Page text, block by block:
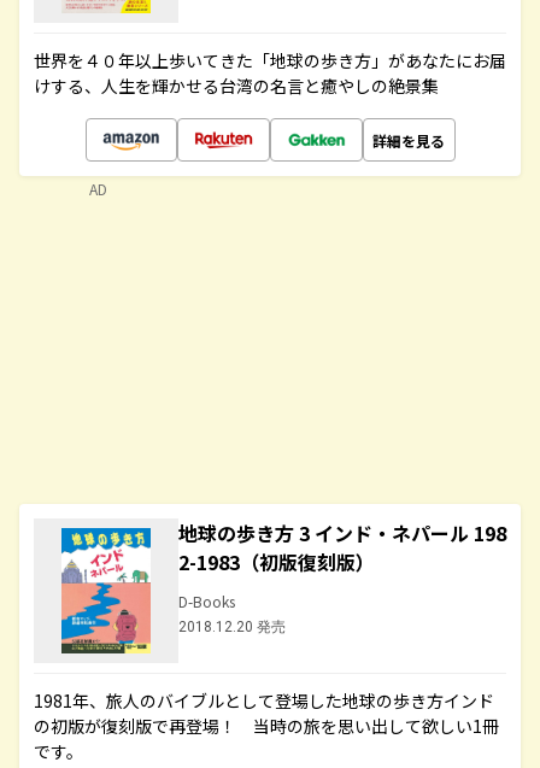
世界を４０年以上歩いてきた「地球の歩き方」があなたにお届
けする、人生を輝かせる台湾の名言と癒やしの絶景集
詳細を見る
地球の歩き方 3 インド・ネパール 198
2-1983（初版復刻版）
D-Books
2018.12.20 発売
1981年、旅人のバイブルとして登場した地球の歩き方インド
の初版が復刻版で再登場！ 当時の旅を思い出して欲しい1冊
です。
AD